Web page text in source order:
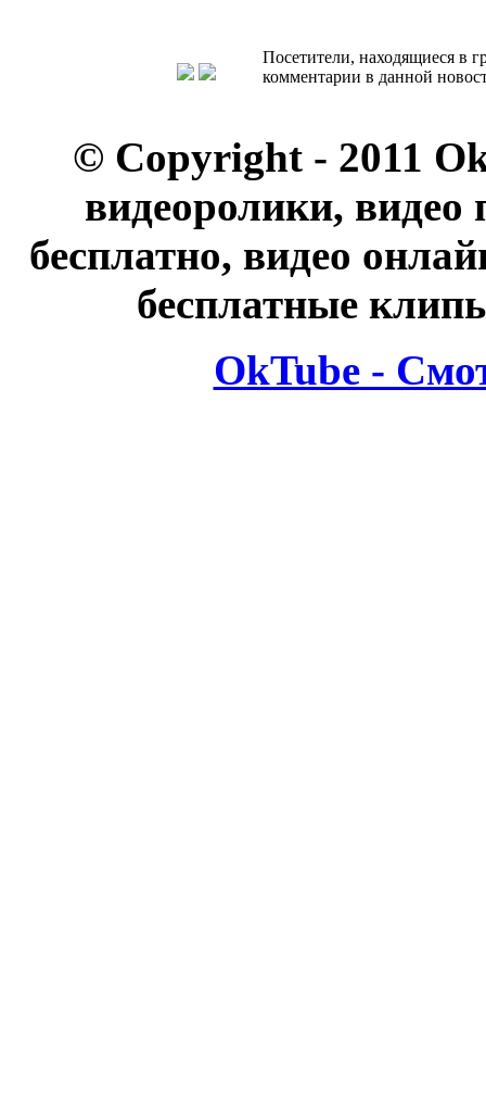
Посетители, находящиеся в
комментарии в данной
© Copyright - 2011
видеоролики, видео
бесплатно, видео
бесплатные
OkTube -